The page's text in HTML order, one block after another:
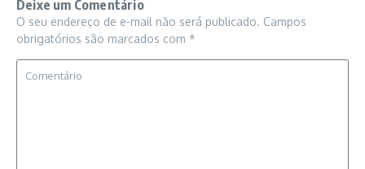
Deixe um Comentário
O seu endereço de e-mail não será publicado. Campos
obrigatórios são marcados com *